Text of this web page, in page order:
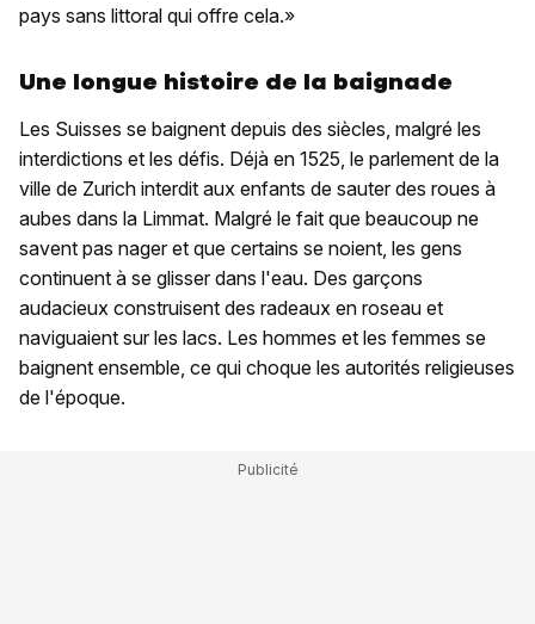
pays sans littoral qui offre cela.»
Une longue histoire de la baignade
Les Suisses se baignent depuis des siècles, malgré les
interdictions et les défis. Déjà en 1525, le parlement de la
ville de Zurich interdit aux enfants de sauter des roues à
aubes dans la Limmat. Malgré le fait que beaucoup ne
savent pas nager et que certains se noient, les gens
continuent à se glisser dans l'eau. Des garçons
audacieux construisent des radeaux en roseau et
naviguaient sur les lacs. Les hommes et les femmes se
baignent ensemble, ce qui choque les autorités religieuses
de l'époque.